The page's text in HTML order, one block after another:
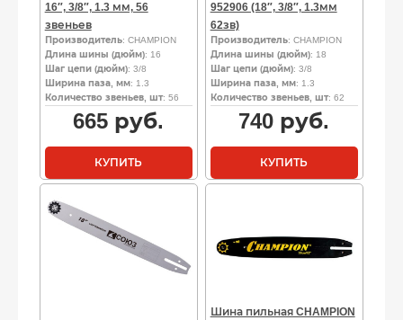
16″, 3/8″, 1.3 мм, 56
звеньев
Производитель: CHAMPION
Длина шины (дюйм): 16
Шаг цепи (дюйм): 3/8
Ширина паза, мм: 1.3
Количество звеньев, шт: 56
665 руб.
КУПИТЬ
952906 (18″, 3/8″, 1.3мм
62зв)
Производитель: CHAMPION
Длина шины (дюйм): 18
Шаг цепи (дюйм): 3/8
Ширина паза, мм: 1.3
Количество звеньев, шт: 62
740 руб.
КУПИТЬ
Шина пильная CHAMPION